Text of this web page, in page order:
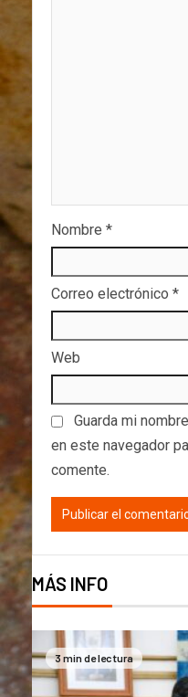
Nombre *
Correo electrónico *
Web
Guarda mi
en este navegador
comente.
MÁS INFO
3 min de lectura